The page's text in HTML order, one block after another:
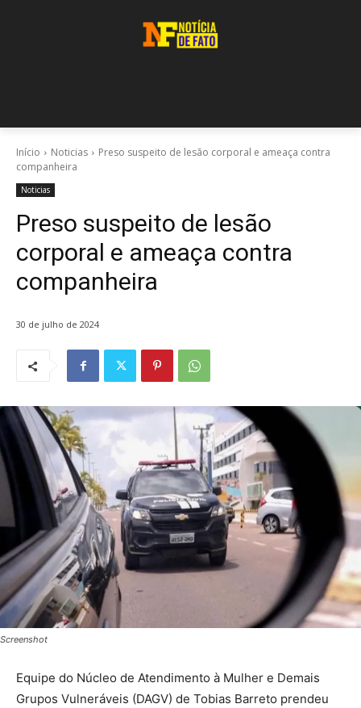
Início Noticias
Preso suspeito de lesão corporal e ameaça contra
companheira
Noticias
Preso suspeito de lesão
corporal e ameaça contra
companheira
30 de julho de 2024
Screenshot
Equipe do Núcleo de Atendimento à Mulher e Demais
Grupos Vulneráveis (DAGV) de Tobias Barreto prendeu